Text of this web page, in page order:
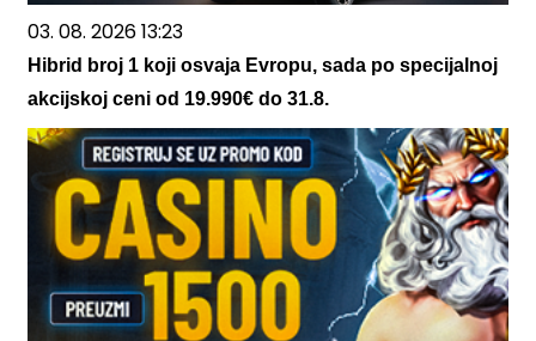
03. 08. 2026 13:23
Hibrid broj 1 koji osvaja Evropu, sada po specijalnoj
akcijskoj ceni od 19.990€ do 31.8.